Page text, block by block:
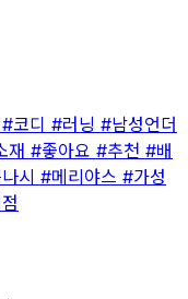
#코디 #러닝 #남성언더
재 #좋아요 #추천 #배
시 #메리야스 #가성